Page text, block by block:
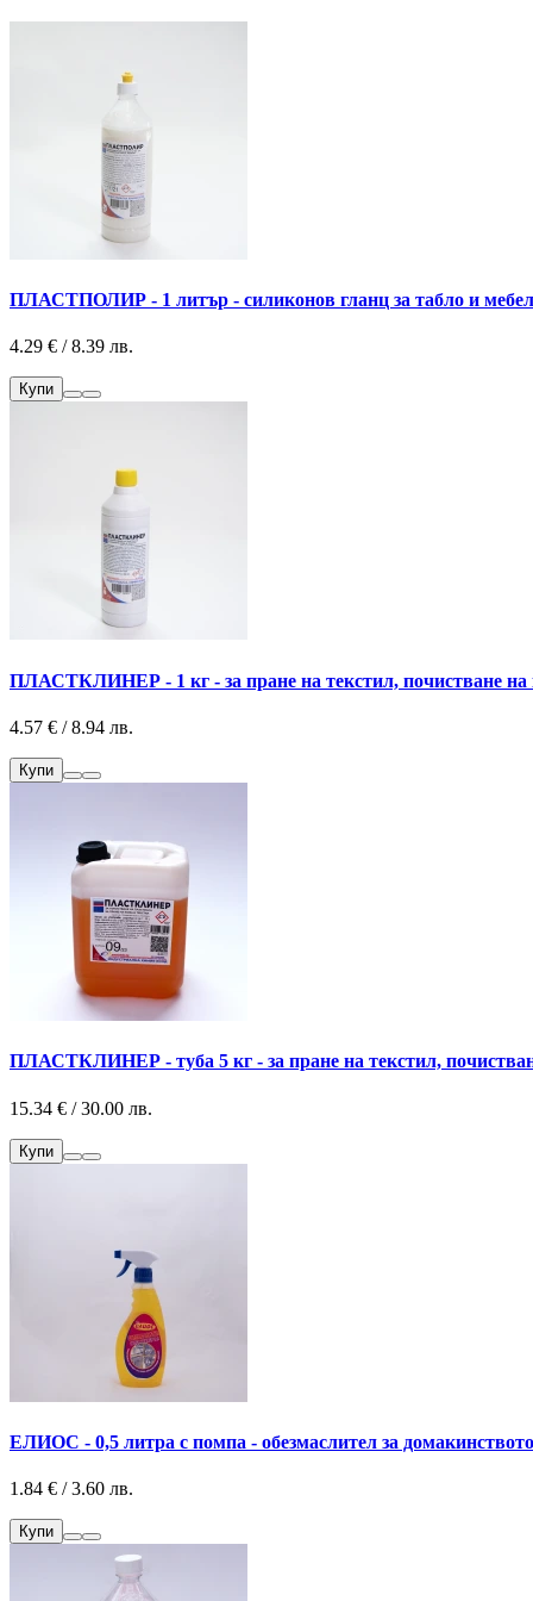
ПЛАСТПОЛИР - 1 литър - силиконов гланц за табло и
4.29 € / 8.39 лв.
Купи
ПЛАСТКЛИНЕР - 1 кг - за пране на текстил, почистване на
4.57 € / 8.94 лв.
Купи
ПЛАСТКЛИНЕР - туба 5 кг - за пране на текстил,
15.34 € / 30.00 лв.
Купи
ЕЛИОС - 0,5 литра с помпа - обезмаслител за домакинството
1.84 € / 3.60 лв.
Купи